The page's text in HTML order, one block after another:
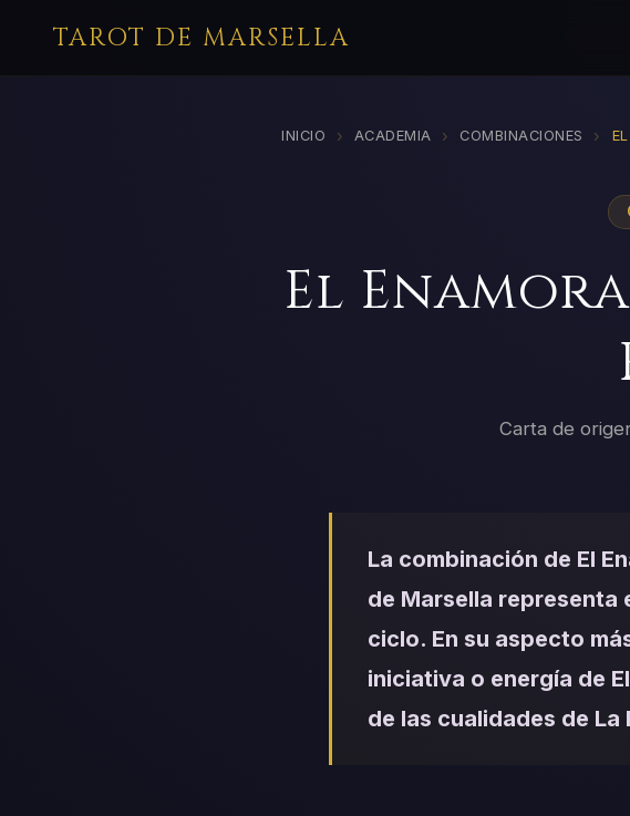
TAROT DE MARSELLA
INICIO › ACADEMIA › COMBINACIONES ›
El
Carta de
La combinación de El
de Marsella representa
ciclo. En su aspecto
iniciativa o energía de
de las cualidades de La